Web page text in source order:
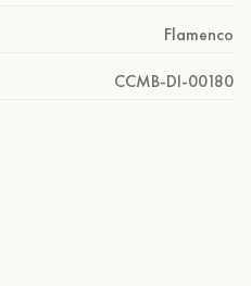
Flamenco
CCMB-DI-00180